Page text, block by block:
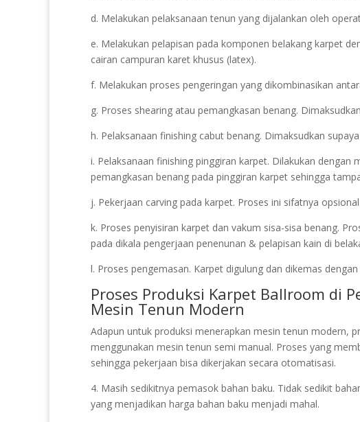
d. Melakukan pelaksanaan tenun yang dijalankan oleh
e. Melakukan pelapisan pada komponen belakang karpet
cairan campuran karet khusus (latex).
f. Melakukan proses pengeringan yang dikombinasikan
g. Proses shearing atau pemangkasan benang.
h. Pelaksanaan finishing cabut benang. Dimaksudkan
i. Pelaksanaan finishing pinggiran karpet. Dilakukan
pemangkasan benang pada pinggiran karpet sehingga
j. Pekerjaan carving pada karpet. Proses ini sifatnya
k. Proses penyisiran karpet dan vakum sisa-sisa benang.
pada dikala pengerjaan penenunan & pelapisan kain di
l. Proses pengemasan. Karpet digulung dan dikemas
Proses Produksi Karpet Ballroom di
Mesin Tenun Modern
Adapun untuk produksi menerapkan mesin tenun modern,
menggunakan mesin tenun semi manual. Proses yang
sehingga pekerjaan bisa dikerjakan secara otomatisasi.
4. Masih sedikitnya pemasok bahan baku. Tidak sedikit
yang menjadikan harga bahan baku menjadi mahal.